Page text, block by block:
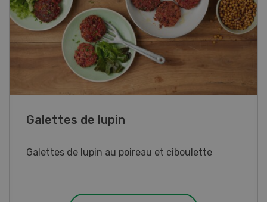
Rouleaux de printemps
Rouleaux de printemps aux poulet